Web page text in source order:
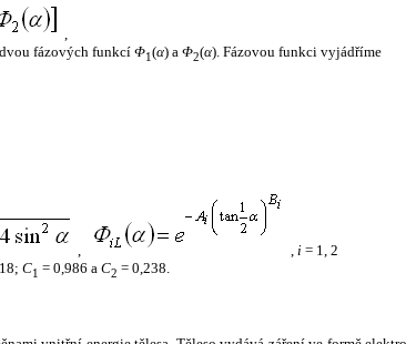
,
fázových funkcí Φ1(α) a Φ2(α). Fázovou funkci vyjádříme
, , i = 1, 2
C1 = 0,986 a C2 = 0,238.